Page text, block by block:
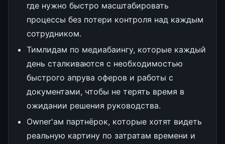
где нужно быстро масштабировать
процессы без потери контроля над каждым
сотрудником.
Тимлидам по медиабаингу, которые каждый
день сталкиваются с необходимостью
быстрого апрува оферов и работы с
документами, чтобы не терять время в
ожидании решения руководства.
Owner'ам партнёрок, которые хотят видеть
реальную картину по затратам времени и